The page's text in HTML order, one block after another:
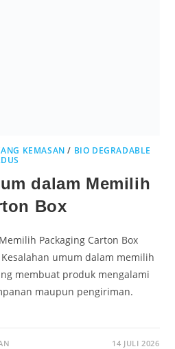
KEMASAN / BIO DEGRADABLE
dalam Memilih
Box
Packaging Carton Box
umum dalam memilih
membuat produk mengalami
maupun pengiriman.
14 JULI 2026